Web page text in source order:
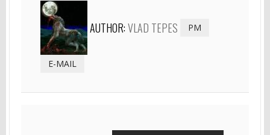
AUTHOR:VLAD TEPES PM
E-MAIL